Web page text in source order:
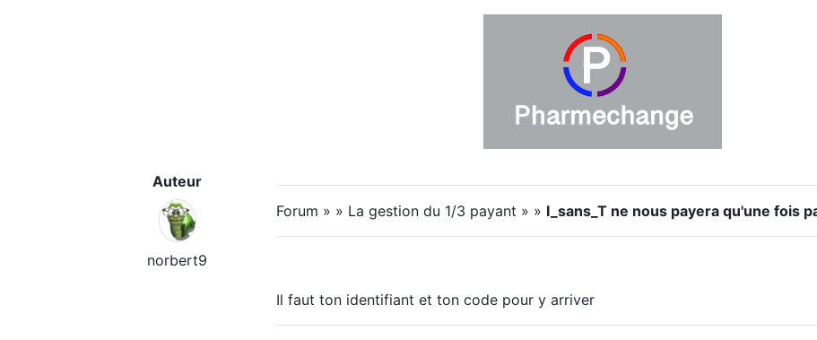
Auteur
norbert9
Forum » » La gestion du 1/3 payant » » I_sans_T ne nous payera qu'une fois
Il faut ton identifiant et ton code pour y arriver